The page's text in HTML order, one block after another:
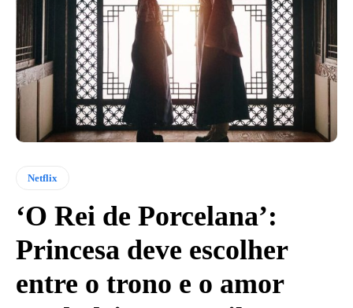
Netflix
‘O Rei de Porcelana’:
Princesa deve escolher
entre o trono e o amor